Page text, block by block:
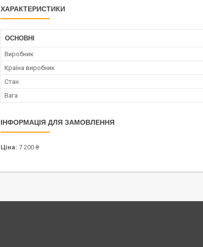
ХАРАКТЕРИСТИКИ
ОСНОВНІ
Виробник
Країна виробник
Стан
Вага
ІНФОРМАЦІЯ ДЛЯ ЗАМОВЛЕННЯ
Ціна: 7 200 ₴